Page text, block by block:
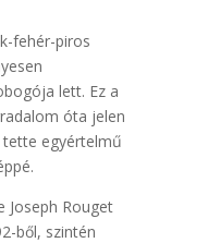
fehér-piros
lett. Ez a
óta jelen
egyértelmű
Joseph Rouget
ből, szintén